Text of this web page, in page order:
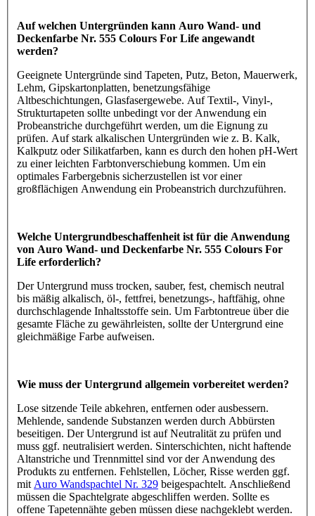
Auf welchen Untergründen kann Auro Wand- und
Deckenfarbe Nr. 555 Colours For Life angewandt
werden?
Geeignete Untergründe sind Tapeten, Putz, Beton, Mauerwerk,
Lehm, Gipskartonplatten, benetzungsfähige
Altbeschichtungen, Glasfasergewebe. Auf Textil-, Vinyl-,
Strukturtapeten sollte unbedingt vor der Anwendung ein
Probeanstriche durchgeführt werden, um die Eignung zu
prüfen. Auf stark alkalischen Untergründen wie z. B. Kalk,
Kalkputz oder Silikatfarben, kann es durch den hohen pH-Wert
zu einer leichten Farbtonverschiebung kommen. Um ein
optimales Farbergebnis sicherzustellen ist vor einer
großflächigen Anwendung ein Probeanstrich durchzuführen.
Welche Untergrundbeschaffenheit ist für die Anwendung
von Auro Wand- und Deckenfarbe Nr. 555 Colours For
Life erforderlich?
Der Untergrund muss trocken, sauber, fest, chemisch neutral
bis mäßig alkalisch, öl-, fettfrei, benetzungs-, haftfähig, ohne
durchschlagende Inhaltsstoffe sein. Um Farbtontreue über die
gesamte Fläche zu gewährleisten, sollte der Untergrund eine
gleichmäßige Farbe aufweisen.
Wie muss der Untergrund allgemein vorbereitet werden?
Lose sitzende Teile abkehren, entfernen oder ausbessern.
Mehlende, sandende Substanzen werden durch Abbürsten
beseitigen. Der Untergrund ist auf Neutralität zu prüfen und
muss ggf. neutralisiert werden. Sinterschichten, nicht haftende
Altanstriche und Trennmittel sind vor der Anwendung des
Produkts zu entfernen. Fehlstellen, Löcher, Risse werden ggf.
mit Auro Wandspachtel Nr. 329 beigespachtelt. Anschließend
müssen die Spachtelgrate abgeschliffen werden. Sollte es
offene Tapetennähte geben müssen diese nachgeklebt werden.